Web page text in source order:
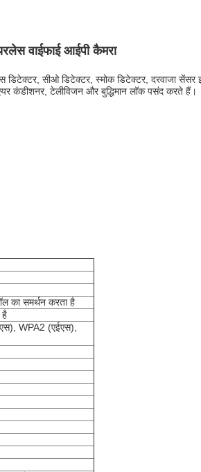
वाईफाई आईपी कैमरा
सीओ डिटेक्टर, स्मोक डिटेक्टर, दरवाजा सेंसर
कंडीशनर, टेलीविजन और बुद्धिमान लॉक पसंद करते हैं।
का समर्थन करता है
है
WPA2 (एईएस),